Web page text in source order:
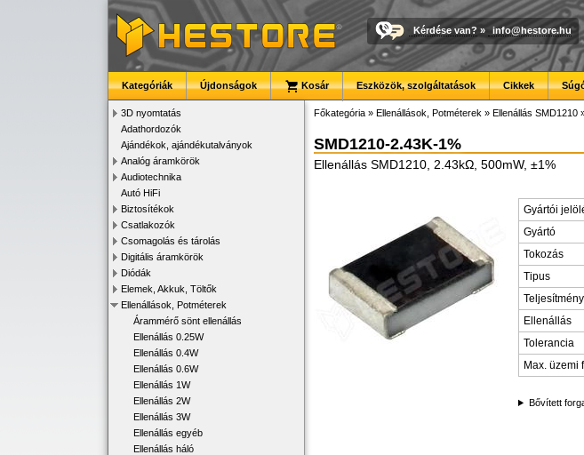
Kérdése van? » info@hestore.hu
Kategóriák Újdonságok Kosár Eszközök, szolgáltatások Cikkek
3D nyomtatás
Adathordozók
Ajándékok, ajándékutalványok
Analóg áramkörök
Audiotechnika
Autó HiFi
Biztosítékok
Csatlakozók
Csomagolás és tárolás
Digitális áramkörök
Diódák
Elemek, Akkuk, Töltők
Ellenállások, Potméterek
Árammérő sönt ellenállás
Ellenállás 0.25W
Ellenállás 0.4W
Ellenállás 0.6W
Ellenállás 1W
Ellenállás 2W
Ellenállás 3W
Ellenállás egyéb
Ellenállás háló
Főkategória » Ellenállások, Potméterek » Ellenállás SMD1210
SMD1210-2.43K-1%
Ellenállás SMD1210, 2.43kΩ, 500mW, ±1%
Gyártói
Gyártó
Tokozás
Tipus
Teljesítmény
Ellenállás
Tolerancia
Max. üzemi
Bővített